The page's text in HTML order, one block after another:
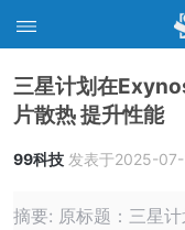
三星计划在
片散热 提升性能
99科技 发表于2025-
摘要: 原标题：三星